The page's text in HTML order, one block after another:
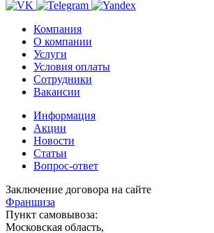
Компания
О компании
Услуги
Условия оплаты
Сотрудники
Вакансии
Информация
Акции
Новости
Статьи
Вопрос-ответ
Заключение договора на сайте
Франшиза
Пункт самовывоза:
Московская область,